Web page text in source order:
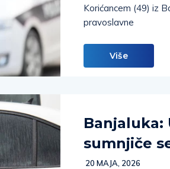
Korićancem (49) iz
pravoslavne
Više
Banjaluka:
sumnjiče
20 MAJA, 2026